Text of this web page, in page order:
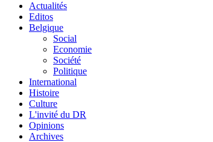
Actualités
Editos
Belgique
Social
Economie
Société
Politique
International
Histoire
Culture
L'invité du DR
Opinions
Archives